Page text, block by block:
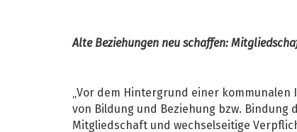
Alte Beziehungen neu schaffen:
„Vor dem Hintergrund einer
von Bildung und Beziehung bzw.
Mitgliedschaft und wechselseitige